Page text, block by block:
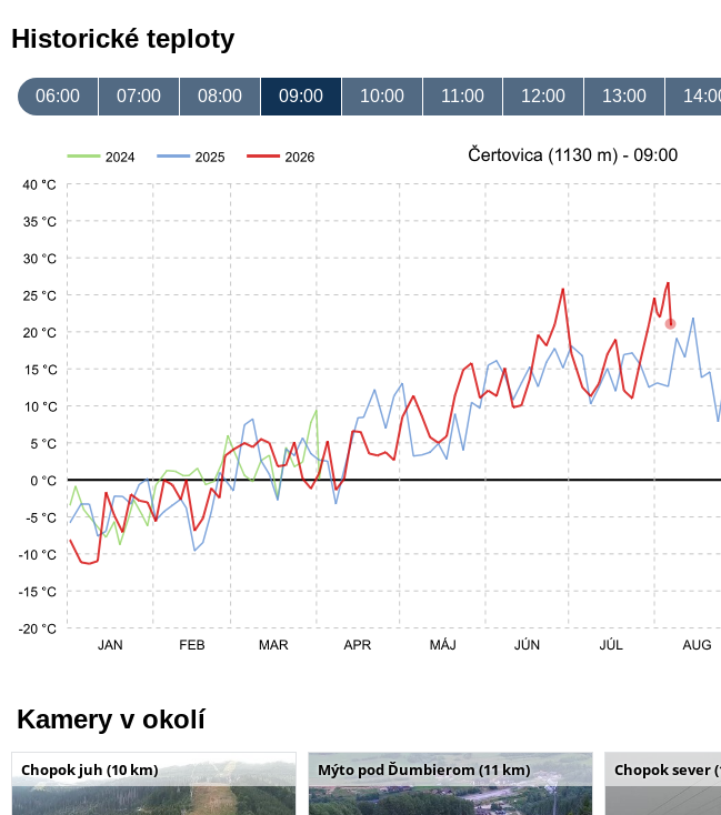
Historické teploty
06:00 07:00 08:00 09:00 10:00 11:00 12:00 13:00
Kamery v okolí
Chopok juh (10 km) Mýto pod Ďumbierom (11 km) Chopok sever